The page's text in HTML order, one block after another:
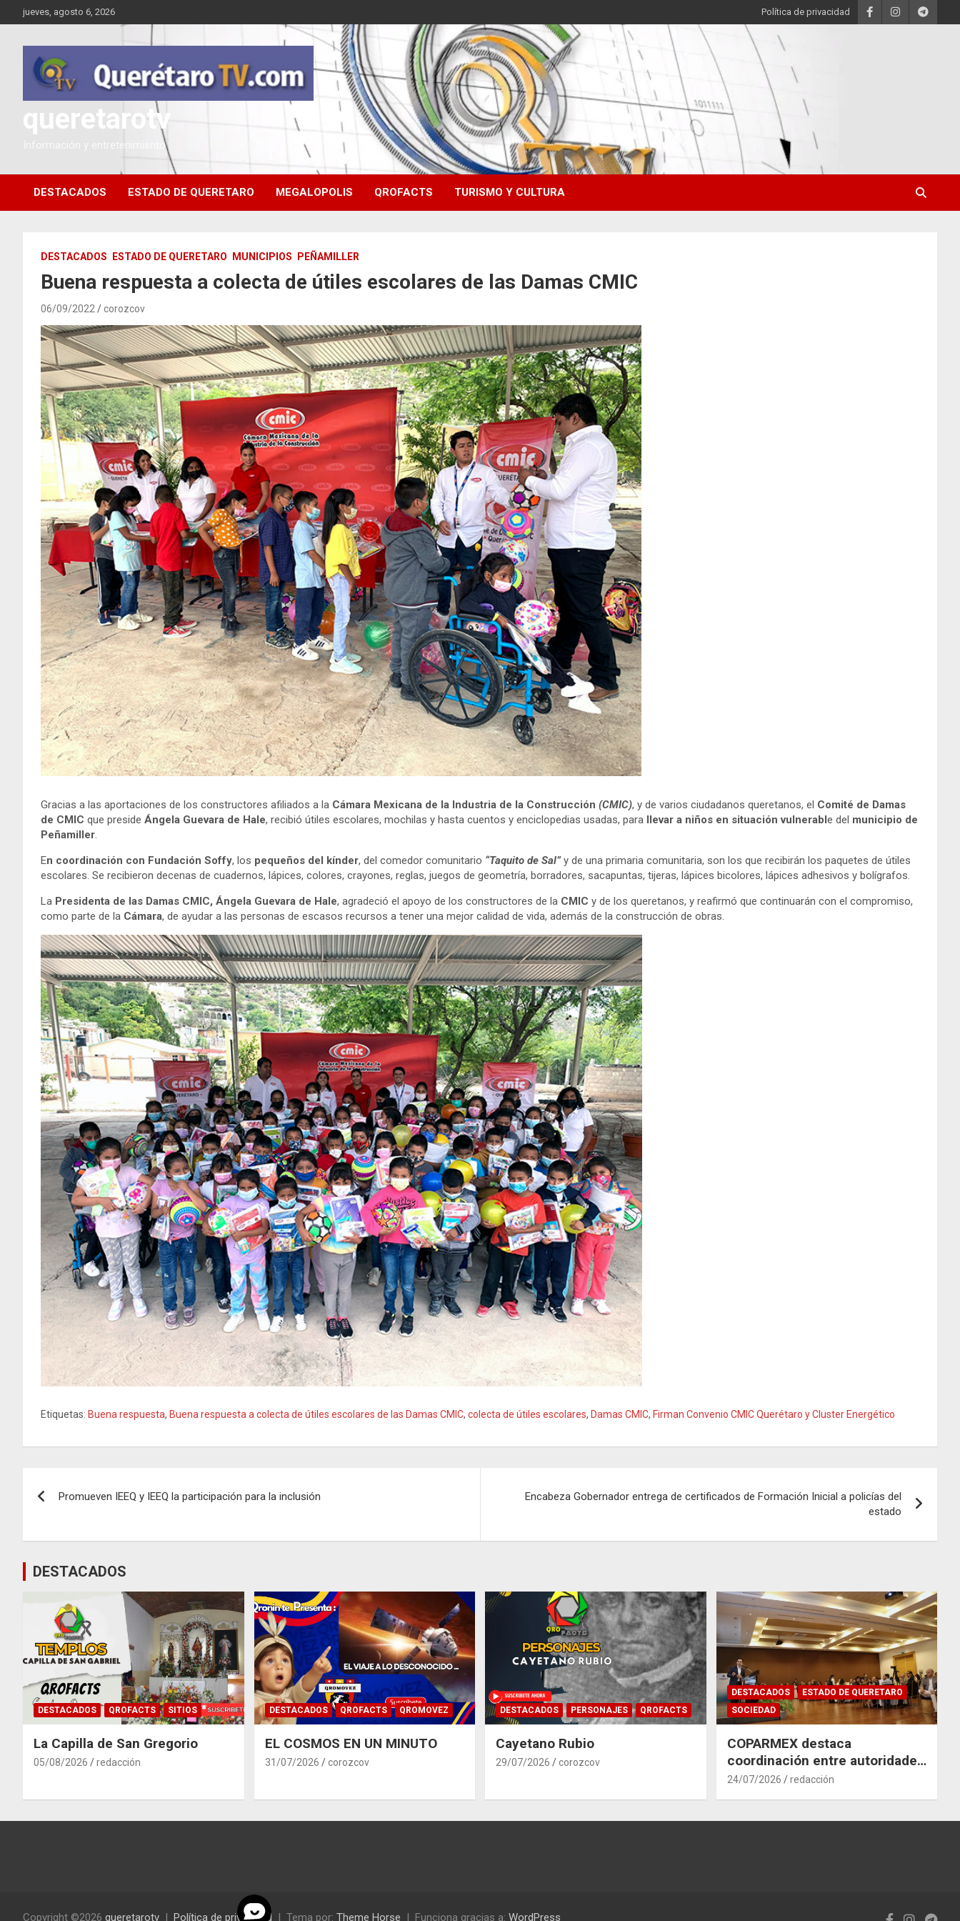
Saltar
al
jueves, agosto 6, 2026 Política de privacidad
queretarotv
Información y entretenimiento
DESTACADOS ESTADO DE QUERETARO MEGALOPOLIS QROFACTS TURISMO Y CULTURA
DESTACADOS ESTADO DE QUERETARO MUNICIPIOS PEÑAMILLER
Buena respuesta a colecta de útiles escolares de las Damas CMIC
06/09/2022 corozcov
Gracias a las aportaciones de los constructores afiliados a la Cámara Mexicana de la Industria de la Construcción (CMIC), y de varios ciudadanos queretanos, el Comité de Damas
de CMIC que preside Ángela Guevara de Hale, recibió útiles escolares, mochilas y hasta cuentos y enciclopedias usadas, para llevar a niños en situación vulnerable del municipio de
Peñamiller.
En coordinación con Fundación Soffy, los pequeños del kínder, del comedor comunitario “Taquito de Sal”y de una primaria comunitaria, son los que recibirán los paquetes de útiles
escolares. Se recibieron decenas de cuadernos, lápices, colores, crayones, reglas, juegos de geometría, borradores, sacapuntas, tijeras, lápices bicolores, lápices adhesivos y bolígrafos.
La Presidenta de las Damas CMIC, Ángela Guevara de Hale, agradeció el apoyo de los constructores de la CMIC y de los queretanos, y reafirmó que continuarán con el compromiso,
como parte de la Cámara, de ayudar a las personas de escasos recursos a tener una mejor calidad de vida, además de la construcción de obras.
Etiquetas: Buena respuesta, Buena respuesta a colecta de útiles escolares de las Damas CMIC, colecta de útiles escolares, Damas CMIC, Firman Convenio CMIC Querétaro y Cluster Energético
de
entradas
Promueven IEEQ y IEEQ la participación para la inclusión
Encabeza Gobernador entrega de certificados de Formación Inicial a policías del
estado
DESTACADOS
DESTACADOS QROFACTS SITIOS
La Capilla de San Gregorio
05/08/2026 redacción
DESTACADOS QROFACTS QROMOVEZ
EL COSMOS EN UN MINUTO
31/07/2026 corozcov
DESTACADOS PERSONAJES QROFACTS
Cayetano Rubio
29/07/2026 corozcov
DESTACADOS
ESTADO DE QUERETARO
SOCIEDAD
COPARMEX destaca
coordinación entre autoridades
y empresas para mitigar el
24/07/2026 redacción
Copyright ©2026 queretarotv Política de privacidad Tema por: Theme Horse Funciona gracias a: WordPress